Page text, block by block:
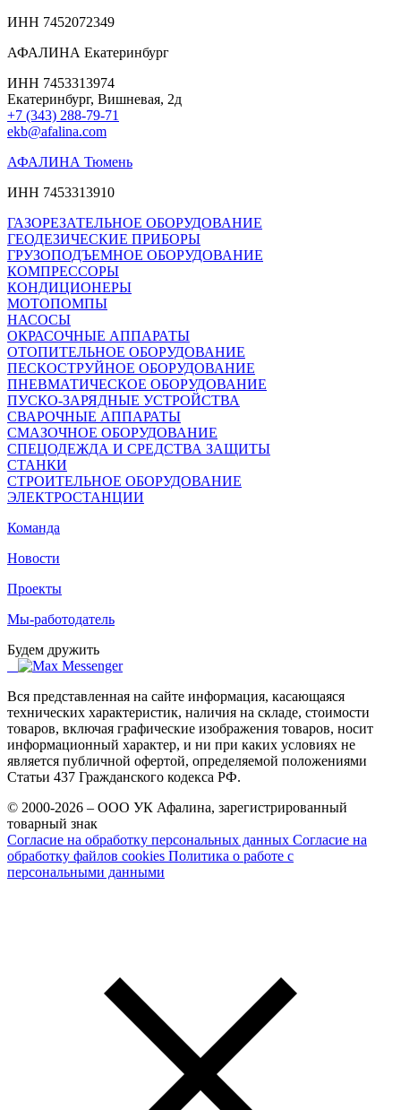
ИНН 7452072349
АФАЛИНА Екатеринбург
ИНН 7453313974
Екатеринбург, Вишневая, 2д
+7 (343) 288-79-71
ekb@afalina.com
АФАЛИНА Тюмень
ИНН 7453313910
ГАЗОРЕЗАТЕЛЬНОЕ ОБОРУДОВАНИЕ
ГЕОДЕЗИЧЕСКИЕ ПРИБОРЫ
ГРУЗОПОДЪЕМНОЕ ОБОРУДОВАНИЕ
КОМПРЕССОРЫ
КОНДИЦИОНЕРЫ
МОТОПОМПЫ
НАСОСЫ
ОКРАСОЧНЫЕ АППАРАТЫ
ОТОПИТЕЛЬНОЕ ОБОРУДОВАНИЕ
ПЕСКОСТРУЙНОЕ ОБОРУДОВАНИЕ
ПНЕВМАТИЧЕСКОЕ ОБОРУДОВАНИЕ
ПУСКО-ЗАРЯДНЫЕ УСТРОЙСТВА
СВАРОЧНЫЕ АППАРАТЫ
СМАЗОЧНОЕ ОБОРУДОВАНИЕ
СПЕЦОДЕЖДА И СРЕДСТВА ЗАЩИТЫ
СТАНКИ
СТРОИТЕЛЬНОЕ ОБОРУДОВАНИЕ
ЭЛЕКТРОСТАНЦИИ
Команда
Новости
Проекты
Мы-работодатель
Будем дружить
Вся представленная на сайте информация, касающаяся
технических характеристик, наличия на складе, стоимости
товаров, включая графические изображения товаров, носит
информационный характер, и ни при каких условиях не
является публичной офертой, определяемой положениями
Статьи 437 Гражданского кодекса РФ.
© 2000-2026 – ООО УК Афалина, зарегистрированный
товарный знак
Согласие на обработку персональных данных Согласие на
обработку файлов cookies Политика о работе с
персональными данными